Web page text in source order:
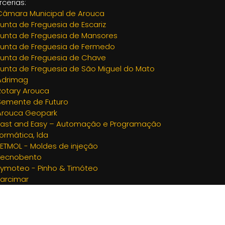
Municipal de Arouca
de Freguesia de Escariz
de Freguesia de Mansores
de Freguesia de Fermedo
de Freguesia de Chave
de Freguesia de São Miguel do Mato
Arouca
de Futuro
Geopark
and Easy – Automação e Programação
lda
- Moldes de injeção
- Pinho & Timóteo